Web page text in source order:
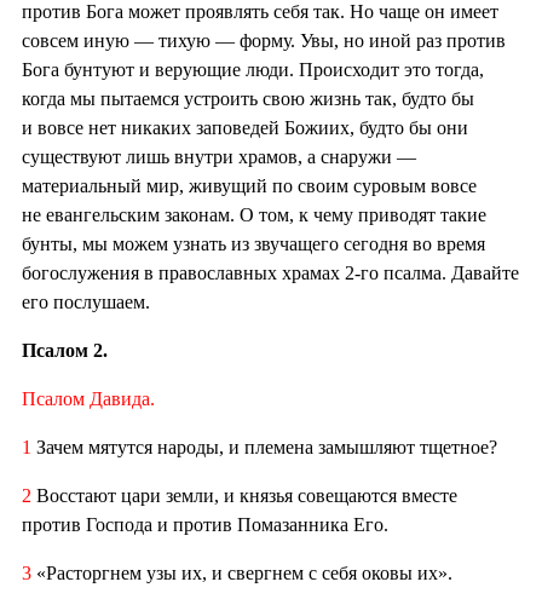
против Бога может проявлять себя так. Но чаще он имеет
совсем иную — тихую — форму. Увы, но иной раз против
Бога бунтуют и верующие люди. Происходит это тогда,
когда мы пытаемся устроить свою жизнь так, будто бы
и вовсе нет никаких заповедей Божиих, будто бы они
существуют лишь внутри храмов, а снаружи —
материальный мир, живущий по своим суровым вовсе
не евангельским законам. О том, к чему приводят такие
бунты, мы можем узнать из звучащего сегодня во время
богослужения в православных храмах 2-го псалма. Давайте
его послушаем.
Псалом 2.
Псалом Давида.
1 Зачем мятутся народы, и племена замышляют тщетное?
2 Восстают цари земли, и князья совещаются вместе
против Господа и против Помазанника Его.
3 «Расторгнем узы их, и свергнем с себя оковы их».